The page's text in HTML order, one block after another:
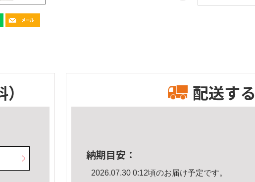
配送する
納期目安：
2026.07.30 0:12頃のお届け予定です。